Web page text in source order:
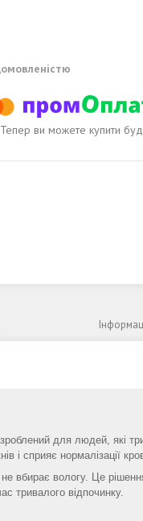
Тепер ви можете купити
для людей, які
і сприяє нормалізації
вбирає вологу. Це
тривалого відпочинку.